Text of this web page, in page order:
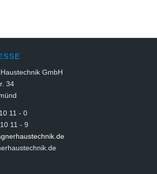
GmbH
34
11 - 0
11 - 9